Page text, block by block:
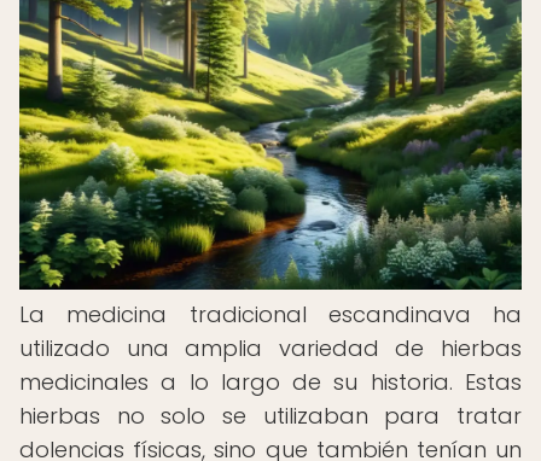
La medicina tradicional escandinava ha
utilizado una amplia variedad de hierbas
medicinales a lo largo de su historia. Estas
hierbas no solo se utilizaban para tratar
dolencias físicas, sino que también tenían un